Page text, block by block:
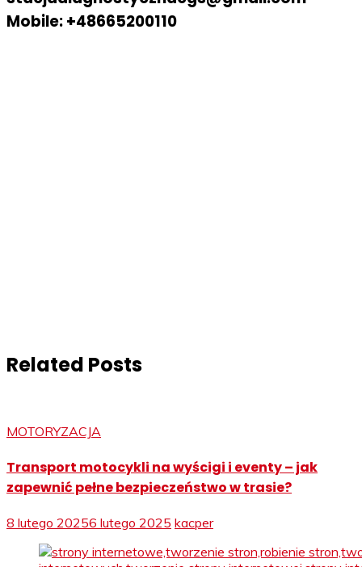
Mobile: +48665200110
Related Posts
MOTORYZACJA
Transport motocykli na wyścigi i eventy – jak
zapewnić pełne bezpieczeństwo w trasie?
8 lutego 20256 lutego 2025 kacper